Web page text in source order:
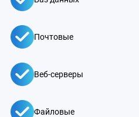
Почтовые
Веб-серверы
Файловые